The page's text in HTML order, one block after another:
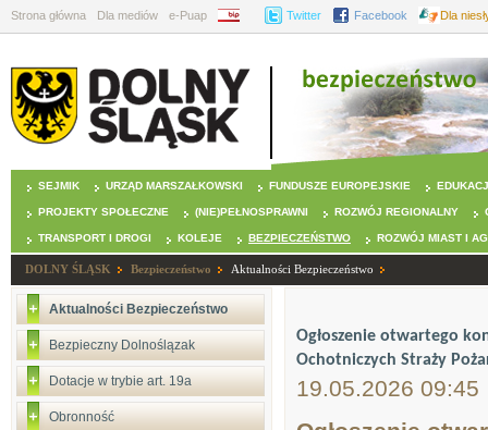
Strona główna Dla mediów e-Puap BIP Twitter Facebook Dla
SEJMIK URZĄD MARSZAŁKOWSKI FUNDUSZE EUROPEJSKIE
PROJEKTY SPOŁECZNE (NIE)PEŁNOSPRAWNI ROZWÓJ REGIONALNY
TRANSPORT I DROGI KOLEJE BEZPIECZEŃSTWO ROZWÓJ MIAST I
DOLNY ŚLĄSK Bezpieczeństwo Aktualności Bezpieczeństwo
Aktualności Bezpieczeństwo
Bezpieczny Dolnoślązak
Dotacje w trybie art. 19a
Obronność
Ogłoszenie otwartego
Ochotniczych Straży
19.05.2026 09:45